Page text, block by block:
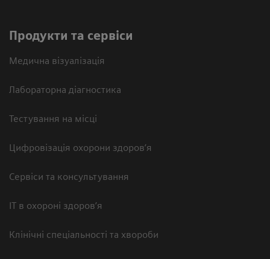
Продукти та сервіси
Медична візуалізація
Лабораторна діагностика
Тестування на місці
Цифровізація охорони здоров’я
Сервіси та консультування
ІТ в охороні здоров’я
Клінічні спеціальності та хвороби